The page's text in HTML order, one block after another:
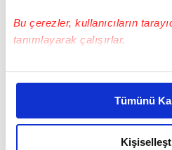
Bu çerezler, kullanıcıların
tanımlayarak çalışırlar.
Bu çerezlere izin vermeniz
daha iyi reklam deneyimi
amacımızın size daha iyi bir
olduğunu ve sizlere en iyi
Tümünü